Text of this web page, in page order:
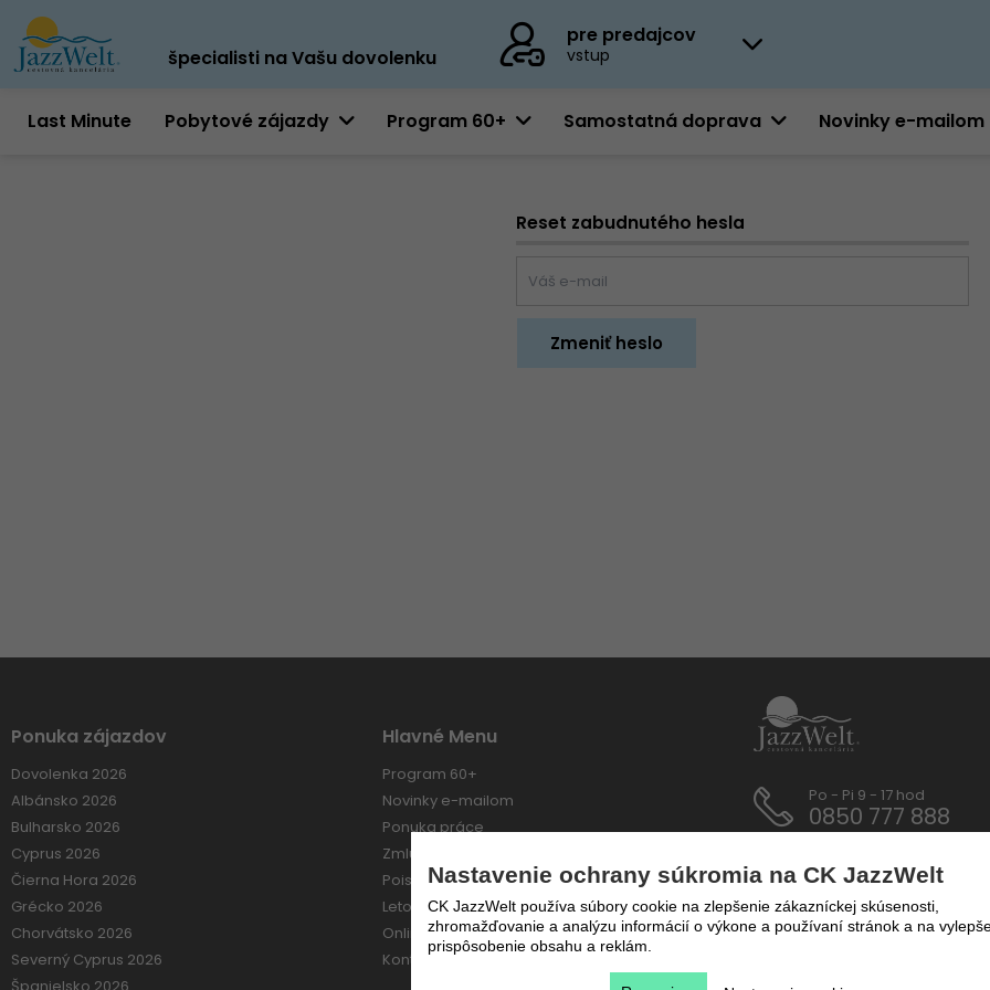
špecialisti na Vašu dovolenku
pre predajcov
vstup
Last Minute Pobytové zájazdy Program 60+ Samostatná doprava Novinky e-mailom
Reset zabudnutého hesla
Ponuka zájazdov
Dovolenka 2026
Albánsko 2026
Bulharsko 2026
Cyprus 2026
Čierna Hora 2026
Grécko 2026
Chorvátsko 2026
Severný Cyprus 2026
Hlavné Menu
Program 60+
Novinky e-mailom
Ponuka práce
Zmluvné vzťahy / Dokumenty
Poistenie
Letové poriadky a prepravné podmienky
Online platba
Kontakt
Po - Pi 9 - 17 hod
0850 777 888
Nastavenie ochrany súkromia na CK JazzWelt
CK JazzWelt používa súbory cookie na zlepšenie zákazníckej skúsenosti,
zhromažďovanie a analýzu informácií o výkone a používaní stránok a na
prispôsobenie obsahu a reklám.